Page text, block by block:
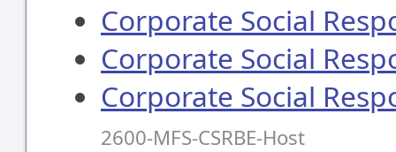
Corporate Social
Corporate Social
Corporate Social
2600-MFS-CSRBE-Host